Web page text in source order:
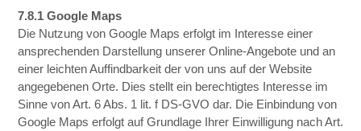
7.8.1 Google Maps
Die Nutzung von Google Maps erfolgt im Interesse einer
ansprechenden Darstellung unserer Online-Angebote und an
einer leichten Auffindbarkeit der von uns auf der Website
angegebenen Orte. Dies stellt ein berechtigtes Interesse im
Sinne von Art. 6 Abs. 1 lit. f DS-GVO dar. Die Einbindung von
Google Maps erfolgt auf Grundlage Ihrer Einwilligung nach Art.